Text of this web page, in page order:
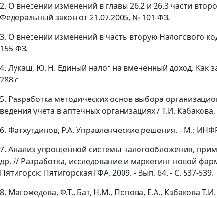
2. О внесении изменений в главы 26.2 и 26.3 части
Федеральный закон от 21.07.2005, № 101-ФЗ.
3. О внесении изменений в часть вторую Налогового
155-ФЗ.
4. Лукаш, Ю. Н. Единый налог на вмененный доход. Как
288 с.
5. Разработка методических основ выбора
ведения учета в аптечных организациях / Т.И.
6. Фатхутдинов, Р.А. Управленческие решения. - М.:
7. Анализ упрощенной системы налогообложения,
др. // Разработка, исследование и маркетинг новой
Пятигорск: Пятигорская ГФА, 2009. - Вып. 64. - С. 537-539.
8. Магомедова, Ф.Т., Бат, Н.М., Попова, Е.А., Кабакова